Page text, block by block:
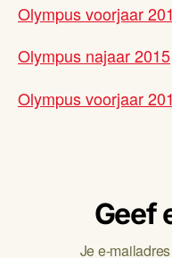
Olympus voorjaar
Olympus najaar 2015
Olympus voorjaar
Geef
Je e-